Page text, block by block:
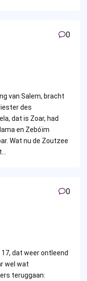
0
van Salem, bracht
des
dat is Zoar, had
en Zebóïm
Wat nu de Zoutzee
0
dat weer ontleend
wel wat
teruggaan: